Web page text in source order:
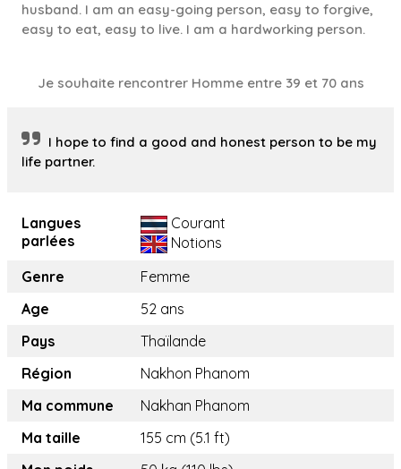
husband. I am an easy-going person, easy to forgive,
easy to eat, easy to live. I am a hardworking person.
Je souhaite rencontrer Homme entre 39 et 70 ans
I hope to find a good and honest person to be my
life partner.
Langues
parlées
Courant
Notions
Genre
Femme
Age
52 ans
Pays
Thaïlande
Région
Nakhon Phanom
Ma commune
Nakhan Phanom
Ma taille
155 cm (5.1 ft)